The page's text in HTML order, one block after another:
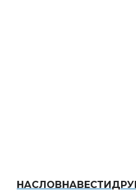
НАСЛОВНАВЕСТИ